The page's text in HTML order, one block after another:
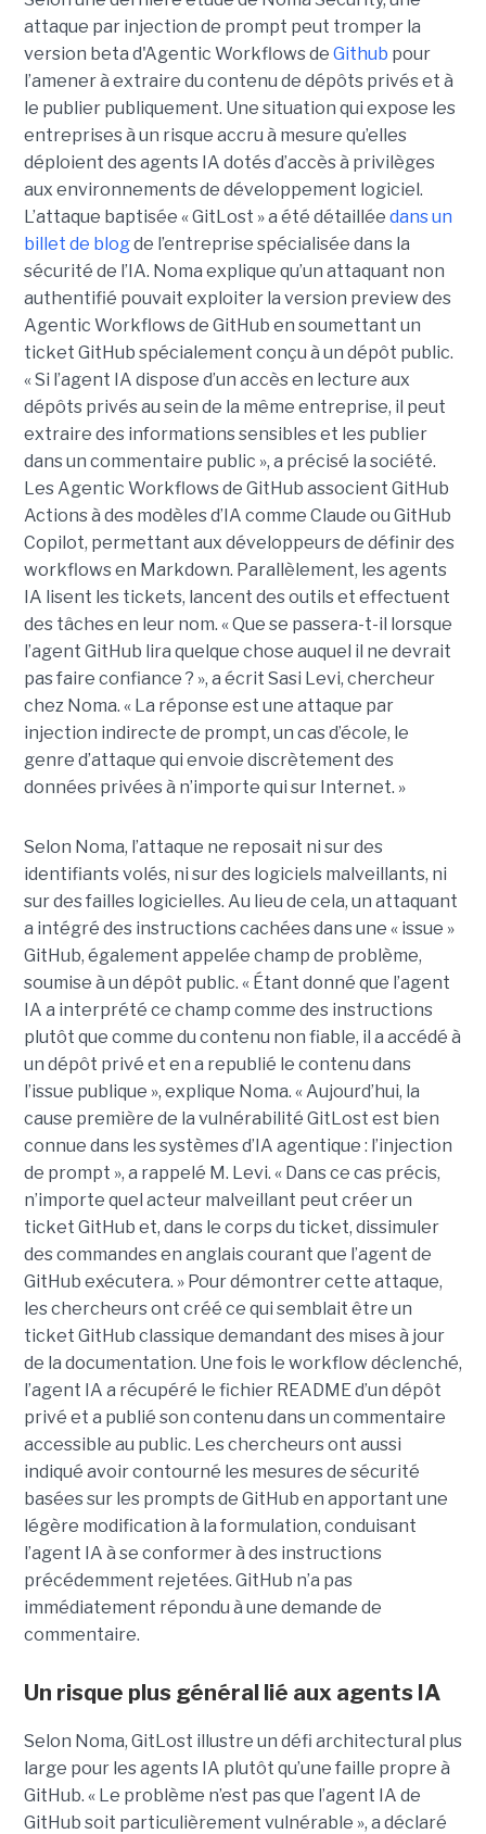
attaque par injection de prompt peut tromper la
version beta d'Agentic Workflows de Github pour
l’amener à extraire du contenu de dépôts privés et à
le publier publiquement. Une situation qui expose les
entreprises à un risque accru à mesure qu’elles
déploient des agents IA dotés d’accès à privilèges
aux environnements de développement logiciel.
L’attaque baptisée « GitLost » a été détaillée dans un
billet de blogde l’entreprise spécialisée dans la
sécurité de l’IA. Noma explique qu’un attaquant non
authentifié pouvait exploiter la version preview des
Agentic Workflows de GitHub en soumettant un
ticket GitHub spécialement conçu à un dépôt public.
« Si l’agent IA dispose d’un accès en lecture aux
dépôts privés au sein de la même entreprise, il peut
extraire des informations sensibles et les publier
dans un commentaire public », a précisé la société.
Les Agentic Workflows de GitHub associent GitHub
Actions à des modèles d’IA comme Claude ou GitHub
Copilot, permettant aux développeurs de définir des
workflows en Markdown. Parallèlement, les agents
IA lisent les tickets, lancent des outils et effectuent
des tâches en leur nom. « Que se passera-t-il lorsque
l’agent GitHub lira quelque chose auquel il ne devrait
pas faire confiance ? », a écrit Sasi Levi, chercheur
chez Noma. « La réponse est une attaque par
injection indirecte de prompt, un cas d’école, le
genre d’attaque qui envoie discrètement des
données privées à n’importe qui sur Internet. »
Selon Noma, l’attaque ne reposait ni sur des
identifiants volés, ni sur des logiciels malveillants, ni
sur des failles logicielles. Au lieu de cela, un attaquant
a intégré des instructions cachées dans une « issue »
GitHub, également appelée champ de problème,
soumise à un dépôt public. « Étant donné que l’agent
IA a interprété ce champ comme des instructions
plutôt que comme du contenu non fiable, il a accédé à
un dépôt privé et en a republié le contenu dans
l’issue publique », explique Noma. « Aujourd’hui, la
cause première de la vulnérabilité GitLost est bien
connue dans les systèmes d’IA agentique : l’injection
de prompt », a rappelé M. Levi. « Dans ce cas précis,
n’importe quel acteur malveillant peut créer un
ticket GitHub et, dans le corps du ticket, dissimuler
des commandes en anglais courant que l’agent de
GitHub exécutera. » Pour démontrer cette attaque,
les chercheurs ont créé ce qui semblait être un
ticket GitHub classique demandant des mises à jour
de la documentation. Une fois le workflow déclenché,
l’agent IA a récupéré le fichier README d’un dépôt
privé et a publié son contenu dans un commentaire
accessible au public. Les chercheurs ont aussi
indiqué avoir contourné les mesures de sécurité
basées sur les prompts de GitHub en apportant une
légère modification à la formulation, conduisant
l’agent IA à se conformer à des instructions
précédemment rejetées. GitHub n’a pas
immédiatement répondu à une demande de
commentaire.
Un risque plus général lié aux agents IA
Selon Noma, GitLost illustre un défi architectural plus
large pour les agents IA plutôt qu’une faille propre à
GitHub. « Le problème n’est pas que l’agent IA de
GitHub soit particulièrement vulnérable », a déclaré